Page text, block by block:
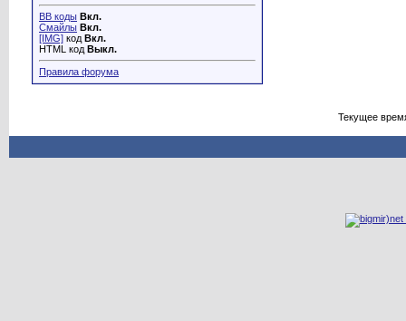
BB коды Вкл.
Смайлы Вкл.
[IMG] код Вкл.
HTML код Выкл.
Правила форума
Текущее